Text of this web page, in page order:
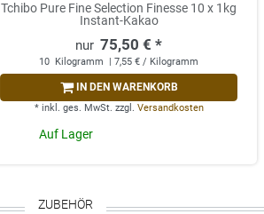
Tchibo Pure Fine Selection Finesse 10 x 1kg
Instant-Kakao
75,50 € *
10 Kilogramm | 7,55 € / Kilogramm
IN DEN WARENKORB
* inkl. ges. MwSt. zzgl. Versandkosten
Auf Lager
ZUBEHÖR